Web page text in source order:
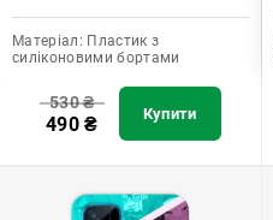
Матеріал: Пластик з
силіконовими бортами
530₴
490₴ Купити